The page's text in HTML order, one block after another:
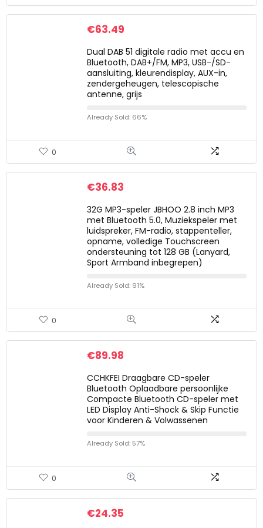
€63.49
Dual DAB 51 digitale radio met accu en
Bluetooth, DAB+/FM, MP3, USB-/SD-
aansluiting, kleurendisplay, AUX-in,
zendergeheugen, telescopische
antenne, grijs
Already Sold: 66%
0
€36.83
32G MP3-speler JBHOO 2.8 inch MP3
met Bluetooth 5.0, Muziekspeler met
luidspreker, FM-radio, stappenteller,
opname, volledige Touchscreen
ondersteuning tot 128 GB (Lanyard,
Sport Armband inbegrepen)
Already Sold: 91%
0
€89.98
CCHKFEI Draagbare CD-speler
Bluetooth Oplaadbare persoonlijke
Compacte Bluetooth CD-speler met
LED Display Anti-Shock & Skip Functie
voor Kinderen & Volwassenen
Already Sold: 57%
0
€24.35